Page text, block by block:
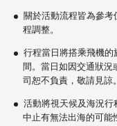
關於活動流程皆為參
程調整。
行程當日將搭乘飛機
間。當日如因交通狀況
司恕不負責，敬請見諒。
活動將視天候及海況
中止有無法出海的可能